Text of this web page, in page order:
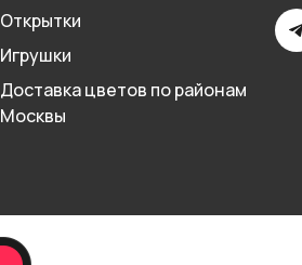
Открытки
Игрушки
Доставка цветов по районам
Москвы